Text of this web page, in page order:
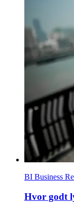
BI Business
Hvor godt